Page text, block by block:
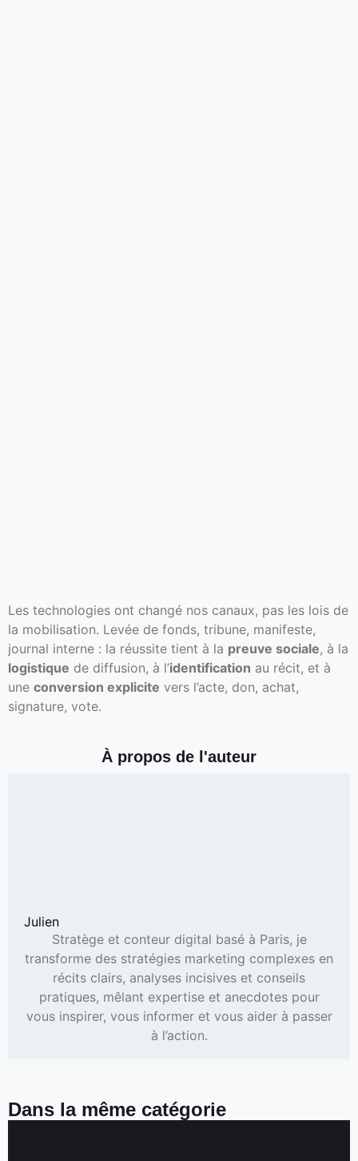
Les technologies ont changé nos canaux, pas les lois de
la mobilisation. Levée de fonds, tribune, manifeste,
journal interne : la réussite tient à la preuve sociale, à la
logistique de diffusion, à l’identification au récit, et à
une conversion explicite vers l’acte, don, achat,
signature, vote.
À propos de l'auteur
Julien
Stratège et conteur digital basé à Paris, je
transforme des stratégies marketing complexes en
récits clairs, analyses incisives et conseils
pratiques, mêlant expertise et anecdotes pour
vous inspirer, vous informer et vous aider à passer
à l’action.
Dans la même catégorie